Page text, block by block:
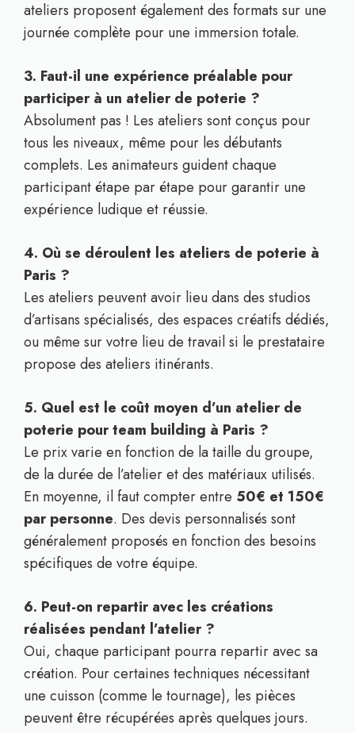
ateliers proposent également des formats sur une
journée complète pour une immersion totale.
3. Faut-il une expérience préalable pour
participer à un atelier de poterie ?
Absolument pas ! Les ateliers sont conçus pour
tous les niveaux, même pour les débutants
complets. Les animateurs guident chaque
participant étape par étape pour garantir une
expérience ludique et réussie.
4. Où se déroulent les ateliers de poterie à
Paris ?
Les ateliers peuvent avoir lieu dans des studios
d’artisans spécialisés, des espaces créatifs dédiés,
ou même sur votre lieu de travail si le prestataire
propose des ateliers itinérants.
5. Quel est le coût moyen d’un atelier de
poterie pour team building à Paris ?
Le prix varie en fonction de la taille du groupe,
de la durée de l’atelier et des matériaux utilisés.
En moyenne, il faut compter entre 50€ et 150€
par personne. Des devis personnalisés sont
généralement proposés en fonction des besoins
spécifiques de votre équipe.
6. Peut-on repartir avec les créations
réalisées pendant l’atelier ?
Oui, chaque participant pourra repartir avec sa
création. Pour certaines techniques nécessitant
une cuisson (comme le tournage), les pièces
peuvent être récupérées après quelques jours.